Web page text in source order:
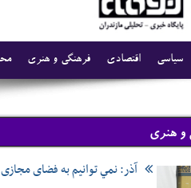
فرهنگی و هنری اقتصادی سیاسی
و هنری
آذر: نمي توانيم به فضای